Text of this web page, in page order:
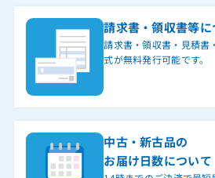
請求書・領収書等に
請求書・領収書・見積書
式が無料発行可能です。
中古・新古品の
お届け日数について